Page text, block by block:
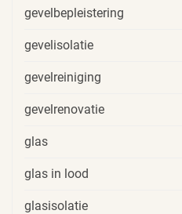
gevelbepleistering
gevelisolatie
gevelreiniging
gevelrenovatie
glas
glas in lood
glasisolatie